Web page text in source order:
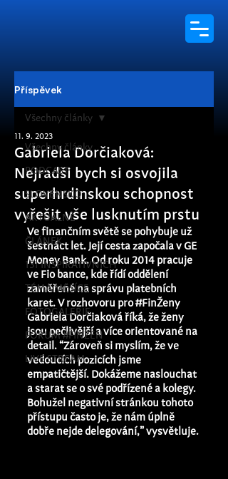
Příspěvek
Všechny články
PODCAST
SLOVENSKO
AKTUÁLNĚ
ČLÁNEK
131 INSPIRATIVNÍCH
TÉMA MĚSÍCE
FOTOGALERIE
FÓRUM #FINŽEN
LIVE STREAM
Všechny články
Gabriela Dorčiaková:
Nejradši bych si osvojila
superhrdinskou schopnost
vyřešit vše lusknutím prstu
11. 9. 2023
Ve finančním světě se pohybuje už
šestnáct let. Její cesta započala v GE
Money Bank. Od roku 2014 pracuje
ve Fio bance, kde řídí oddělení
zaměřené na správu platebních
karet. V rozhovoru pro #FinŽeny
Gabriela Dorčiaková říká, že ženy
jsou pečlivější a více orientované na
detail. “Zároveň si myslím, že ve
vedoucích pozicích jsme
empatičtější. Dokážeme naslouchat
a starat se o své podřízené a kolegy.
Bohužel negativní stránkou tohoto
přístupu často je, že nám úplně
dobře nejde delegování,” vysvětluje.